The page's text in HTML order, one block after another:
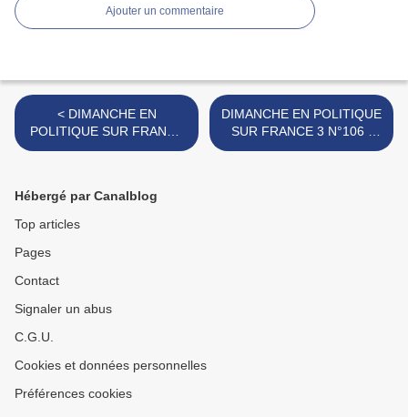
Ajouter un commentaire
< DIMANCHE EN
POLITIQUE SUR FRANCE
3 N°104 : RENAUD
DIMANCHE EN POLITIQUE
SUR FRANCE 3 N°106 :
GABRIEL ATTAL >
Hébergé par Canalblog
Top articles
Pages
Contact
Signaler un abus
C.G.U.
Cookies et données personnelles
Préférences cookies